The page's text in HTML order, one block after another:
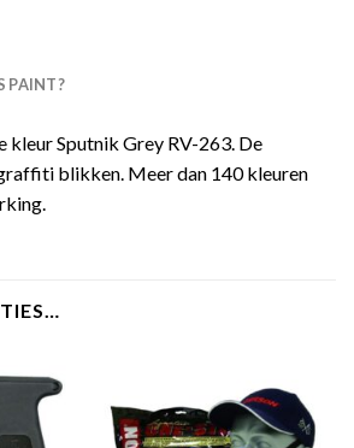
PAINT?
Sputnik Grey RV-263. De
blikken. Meer dan 140 kleuren